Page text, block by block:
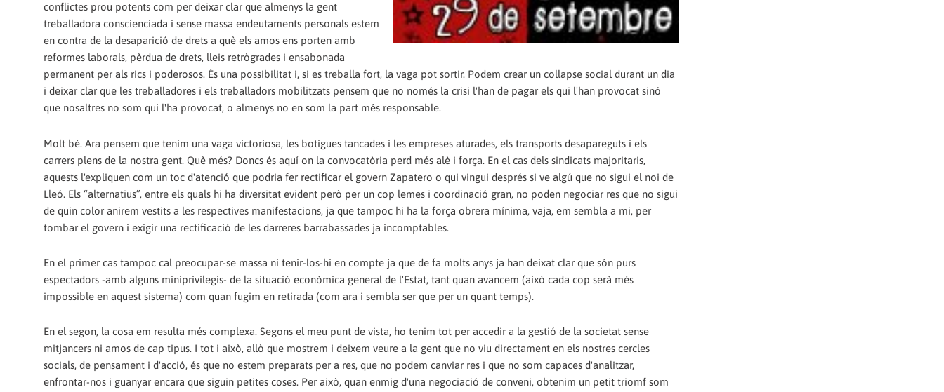
conflictes prou potents com per deixar clar que almenys la gent
treballadora conscienciada i sense massa endeutaments personals estem
en contra de la desaparició de drets a què els amos ens porten amb
reformes laborals, pèrdua de drets, lleis retrògrades i ensabonada
permanent per als rics i poderosos. És una possibilitat i, si es treballa fort, la vaga pot sortir. Podem crear un col·lapse social durant un dia
i deixar clar que les treballadores i els treballadors mobilitzats pensem que no només la crisi l'han de pagar els qui l'han provocat sinó
que nosaltres no som qui l'ha provocat, o almenys no en som la part més responsable.
Molt bé. Ara pensem que tenim una vaga victoriosa, les botigues tancades i les empreses aturades, els transports desapareguts i els
carrers plens de la nostra gent. Què més? Doncs és aquí on la convocatòria perd més alè i força. En el cas dels sindicats majoritaris,
aquests l'expliquen com un toc d'atenció que podria fer rectificar el govern Zapatero o qui vingui després si ve algú que no sigui el noi de
Lleó. Els “alternatius”, entre els quals hi ha diversitat evident però per un cop lemes i coordinació gran, no poden negociar res que no sigui
de quin color anirem vestits a les respectives manifestacions, ja que tampoc hi ha la força obrera mínima, vaja, em sembla a mi, per
tombar el govern i exigir una rectificació de les darreres barrabassades ja incomptables.
En el primer cas tampoc cal preocupar-se massa ni tenir-los-hi en compte ja que de fa molts anys ja han deixat clar que són purs
espectadors -amb alguns miniprivilegis- de la situació econòmica general de l'Estat, tant quan avancem (això cada cop serà més
impossible en aquest sistema) com quan fugim en retirada (com ara i sembla ser que per un quant temps).
En el segon, la cosa em resulta més complexa. Segons el meu punt de vista, ho tenim tot per accedir a la gestió de la societat sense
mitjancers ni amos de cap tipus. I tot i això, allò que mostrem i deixem veure a la gent que no viu directament en els nostres cercles
socials, de pensament i d'acció, és que no estem preparats per a res, que no podem canviar res i que no som capaces d'analitzar,
enfrontar-nos i guanyar encara que siguin petites coses. Per això, quan enmig d'una negociació de conveni, obtenim un petit triomf som